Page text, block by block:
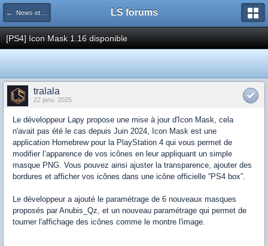
← News et actualités postées sur LS LS forums
[PS4] Icon Mask 1.16 disponible
tralala
22 janv. 2025
Le développeur Lapy propose une mise à jour d'Icon Mask, cela
n'avait pas été le cas depuis Juin 2024, Icon Mask est une
application Homebrew pour la PlayStation 4 qui vous permet de
modifier l’apparence de vos icônes en leur appliquant un simple
masque PNG. Vous pouvez ainsi ajuster la transparence, ajouter des
bordures et afficher vos icônes dans une icône officielle “PS4 box”.
Le développeur a ajouté le paramétrage de 6 nouveaux masques
proposés par Anubis_Qz, et un nouveau paramétrage qui permet de
tourner l'affichage des icônes comme le montre l'image.